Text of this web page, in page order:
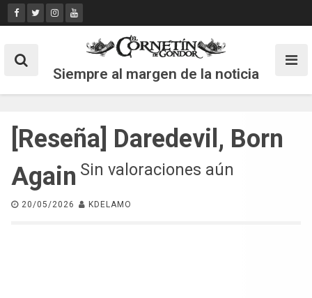
Skip
to
Siempre al margen de la noticia
[Reseña] Daredevil, Born
Again Sin valoraciones aún
20/05/2026 KDELAMO